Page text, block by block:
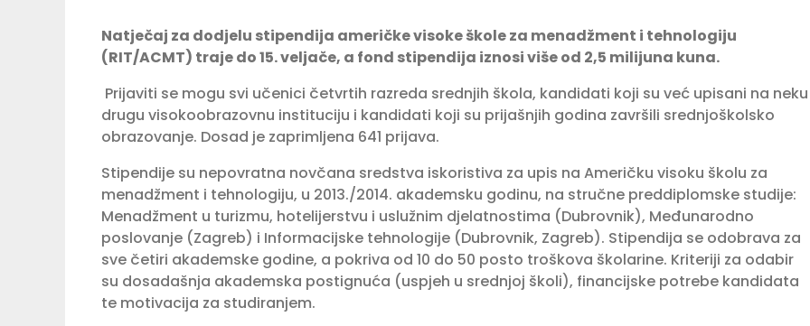
Natječaj za dodjelu stipendija američke visoke škole za menadžment i tehnologiju
(RIT/ACMT) traje do 15. veljače, a fond stipendija iznosi više od 2,5 milijuna kuna.
Prijaviti se mogu svi učenici četvrtih razreda srednjih škola, kandidati koji su već upisani na neku
drugu visokoobrazovnu instituciju i kandidati koji su prijašnjih godina završili srednjoškolsko
obrazovanje. Dosad je zaprimljena 641 prijava.
Stipendije su nepovratna novčana sredstva iskoristiva za upis na Američku visoku školu za
menadžment i tehnologiju, u 2013./2014. akademsku godinu, na stručne preddiplomske studije:
Menadžment u turizmu, hotelijerstvu i uslužnim djelatnostima (Dubrovnik), Međunarodno
poslovanje (Zagreb) i Informacijske tehnologije (Dubrovnik, Zagreb). Stipendija se odobrava za
sve četiri akademske godine, a pokriva od 10 do 50 posto troškova školarine. Kriteriji za odabir
su dosadašnja akademska postignuća (uspjeh u srednjoj školi), financijske potrebe kandidata
te motivacija za studiranjem.